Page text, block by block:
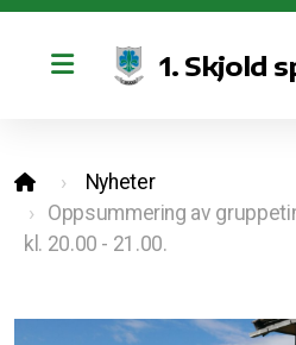
1. Skjold
Nyheter
Oppsummering av
kl. 20.00 - 21.00.
Vedtekter